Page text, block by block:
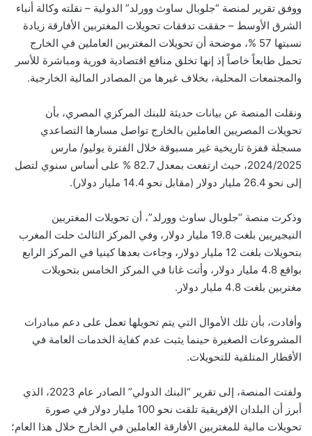
ووفق تقرير لمنصة “جلوبال ساوث وورلد” الدولية – نقلته وكالة أنباء
الشرق الأوسط – حققت تدفقات تحويلات المغتربين الأفارقة زيادة
نسبتها 57 %، موضحة أن تحويلات المغتربين العاملين في الخارج
تحمل طابعاً خاصاً إذ إنها تخلق منافع اقتصادية فورية ومباشرة للأسر
والمجتمعات المحلية، بخلاف غيرها من المصادر المالية الخارجية.
ونقلت المنصة عن بيانات حديثة للبنك المركزي المصري، بأن
تحويلات المصريين العاملين بالخارج تواصل مسارها التصاعدي
مسجلة قفزة تاريخية غير مسبوقة خلال الفترة يوليو/ مارس
2024/2025، حيث ارتفعت بمعدل 82.7 % على أساس سنوي لتصل
إلى نحو 26.4 مليار دولار (مقابل نحو 14.4 مليار دولار).
وذكرت منصة “جلوبال ساوث وورلد”، أن تحويلات المغتربين
النيجيريين بلغت 19.8 مليار دولار، وفي المركز الثالث حلت المغرب
بتحويلات بلغت 12 مليار دولار، وجاءت بعدها كينيا في المركز الرابع
بواقع 4.8 مليار دولار، وأتت غانا في المركز الخامس بتحويلات
مغتربين بلغت 4.8 مليار دولار.
وأفادت، بأن تلك الأموال التي يتم تحويلها تعمل على دعم مبادرات
المشروعات الصغيرة حينما يثبت عدم كفاية الخدمات العامة في
الأقطار المتلقية للتحويلات.
ولفتت المنصة، إلى تقرير “البنك الدولي” الصادر عام 2023، الذي
أبرز أن البلدان الإفريقية تلقت نحو 100 مليار دولار في صورة
تحويلات مالية للمغتربين الأفارقة العاملين في الخارج خلال هذا العام؛